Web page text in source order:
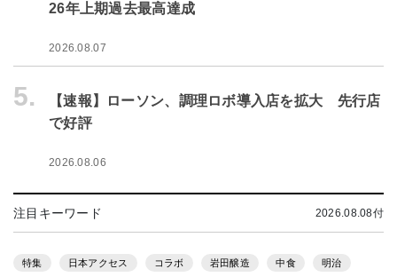
26年上期過去最高達成
2026.08.07
5.
【速報】ローソン、調理ロボ導入店を拡大 先行店
で好評
2026.08.06
注目キーワード 2026.08.08付
特集 日本アクセス コラボ 岩田醸造 中食 明治